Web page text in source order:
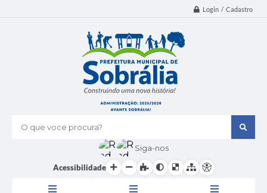
Login / Cadastro
O que voce procura?
Siga-nos
Acessibilidade